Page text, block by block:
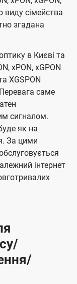
виду сімейства
згадана
в Києві та
xPON, xGPON
XGSPON
саме
сигналом.
як на
За цими
інтернет